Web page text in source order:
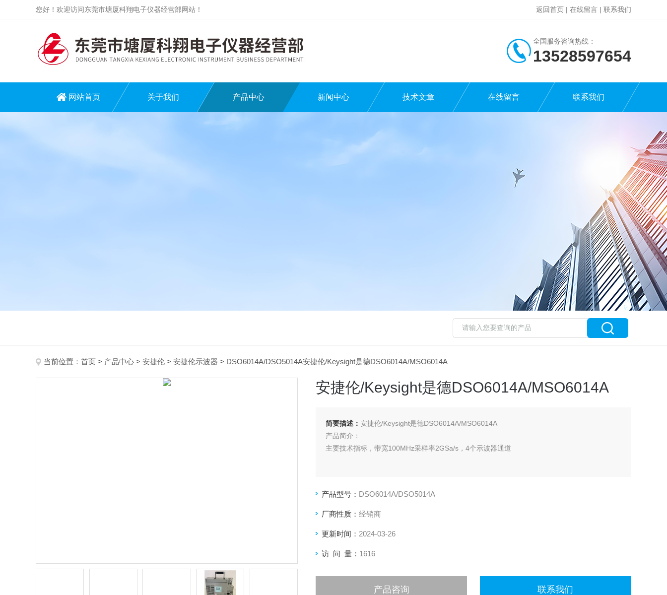
您好！欢迎访问东莞市塘厦科翔电子仪器经营部网站！ 返回首页 | 在线留言 | 联系我们
全国服务咨询热线：
13528597654
网站首页 关于我们 产品中心 新闻中心 技术文章 在线留言 联系我们
当前位置： 首页 > 产品中心 > 安捷伦 > 安捷伦示波器 > DSO6014A/DSO5014A安捷伦/Keysight是德DSO6014A/MSO6014A
安捷伦/Keysight是德DSO6014A/MSO6014A
简要描述： 安捷伦/Keysight是德DSO6014A/MSO6014A
产品简介：
主要技术指标，带宽100MHz采样率2GSa/s，4个示波器通道
产品型号： DSO6014A/DSO5014A
厂商性质： 经销商
更新时间： 2024-03-26
访 问 量： 1616
产品咨询 联系我们